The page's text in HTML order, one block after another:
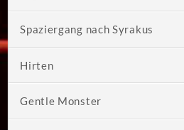
Spaziergang nach Syrakus
Hirten
Gentle Monster